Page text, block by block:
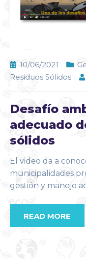
10/06/2021
Residuos Sólidos
Desafío
adecuado
sólidos
El video da a
municipalidades
gestión y manejo
READ MORE